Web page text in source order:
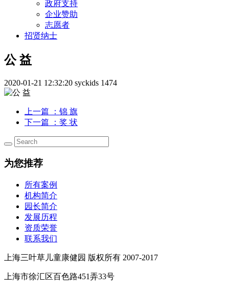
政府支持
企业赞助
志愿者
招贤纳士
公 益
2020-01-21 12:32:20 syckids 1474
上一篇
：锦 旗
下一篇
：奖 状
为您推荐
所有案例
机构简介
园长简介
发展历程
资质荣誉
联系我们
上海三叶草儿童康健园 版权所有 2007-2017
上海市徐汇区百色路451弄33号